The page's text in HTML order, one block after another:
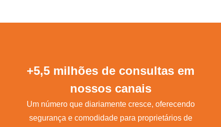
+5,5 milhões de consultas em
nossos canais
Um número que diariamente cresce, oferecendo
segurança e comodidade para proprietários de